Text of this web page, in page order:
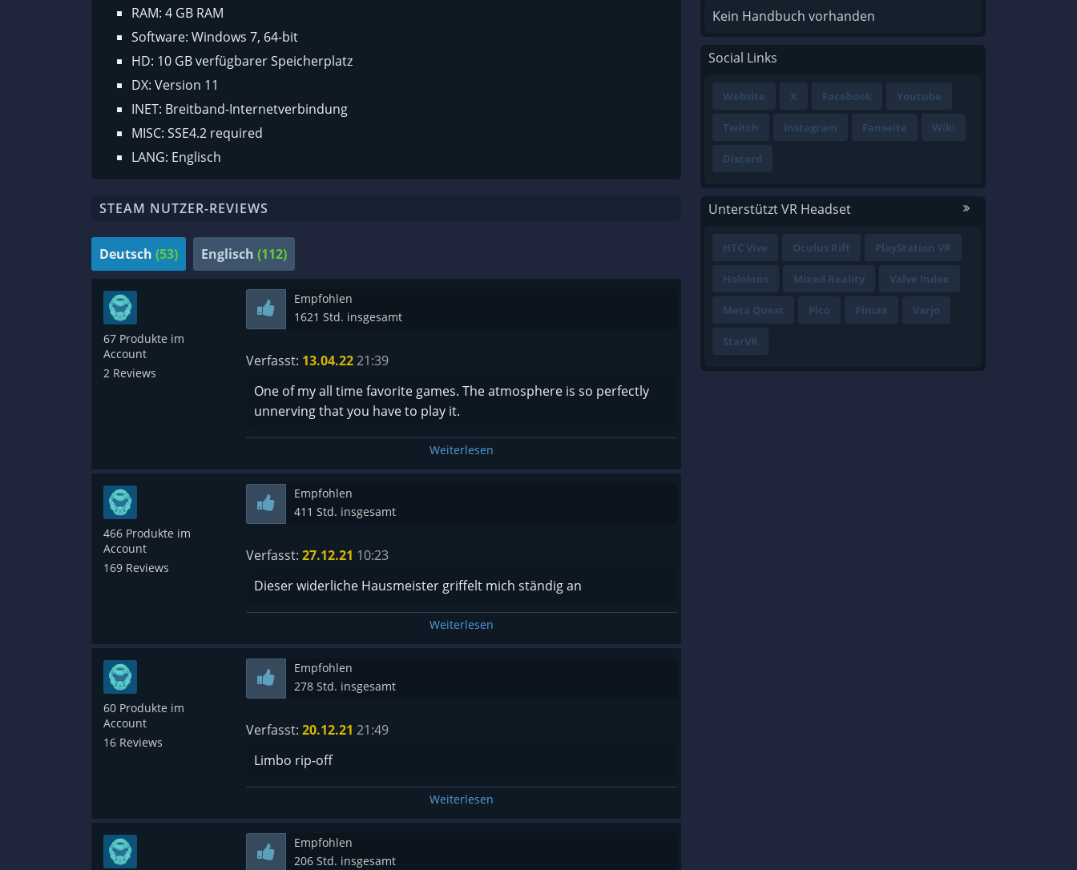
RAM: 4 GB RAM
Software: Windows 7, 64-bit
HD: 10 GB verfügbarer Speicherplatz
DX: Version 11
INET: Breitband-Internetverbindung
MISC: SSE4.2 required
LANG: Englisch
STEAM NUTZER-REVIEWS
Deutsch (53) Englisch (112)
67 Produkte im
Account
2 Reviews
Empfohlen
1621 Std. insgesamt
Verfasst: 13.04.2221:39
One of my all time favorite games. The atmosphere is so perfectly
unnerving that you have to play it.
Weiterlesen
466 Produkte im
Account
169 Reviews
Empfohlen
411 Std. insgesamt
Verfasst: 27.12.21 10:23
Dieser widerliche Hausmeister griffelt mich ständig an
Weiterlesen
60 Produkte im
Account
16 Reviews
Empfohlen
278 Std. insgesamt
Verfasst: 20.12.21 21:49
Limbo rip-off
Weiterlesen
Empfohlen
206 Std. insgesamt
Kein Handbuch vorhanden
Social Links
Website X Facebook Youtube
Twitch Instagram Fanseite Wiki
Discord
Unterstützt VR Headset
HTC Vive Oculus Rift PlayStation VR
Hololens Mixed Reality Valve Index
Meta Quest Pico Pimax Varjo
StarVR